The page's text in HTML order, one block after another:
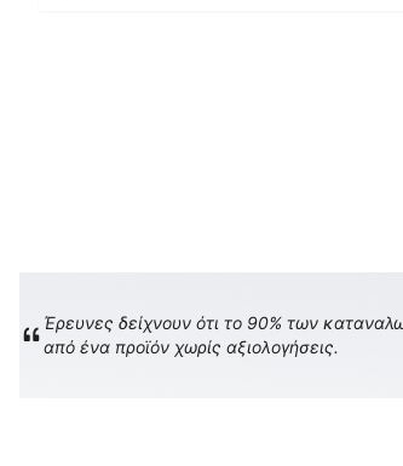
Έρευνες δείχνουν ότι το 90% των
από ένα προϊόν χωρίς αξιολογήσεις.